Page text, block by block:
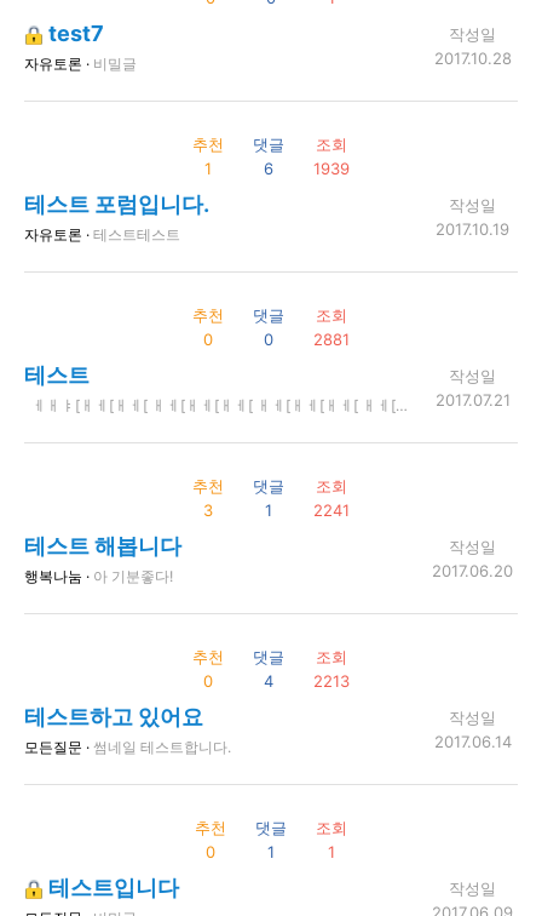
test7
자유토론 · 비밀글
작성일
2017.10.28
추천
1
댓글
6
조회
1939
테스트 포럼입니다.
자유토론 · 테스트테스트
작성일
2017.10.19
추천
0
댓글
0
조회
2881
테스트
ㅔㅐㅑ[ㅐㅔ[ㅐㅔ[ ㅐㅔ[ㅐㅔ[ㅐㅔ[ ㅐㅔ[ㅐㅔ[ㅐㅔ[ ㅐㅔ[ㅐㅔ[ㅐㅔ[ㅐㅔ[ㅐㅔ[ㅔㅐ[ㅐㅔ[ ㅐㅔ[ㅐㅔ[ㅐㅔ[ㅐㅔ[ ㅐㅔ[ㅐㅔ[ㅐ[ㅐㅔ[ㅐㅔ[ ㅐㅔ[ㅐㅔ[ㅐㅔ[ㅐㅔ[ㅐㅔ[ㅐㅔ[ㅐㅔ[ㅐㅔ[ㅔㅐ[ㅐㅔ[ㅐㅔ[ㅐㅔ[ㅐㅔ[ㅔㅐ[ㅐㅔ ㅐㅔ[ㅐㅔ[ㅐㅔ[ㅐㅔ[ㅐ ㅐㅔ[ㅐㅔ[
작성일
2017.07.21
추천
3
댓글
1
조회
2241
테스트 해봅니다
행복나눔 · 아 기분좋다!
작성일
2017.06.20
추천
0
댓글
4
조회
2213
테스트하고 있어요
모든질문 · 썸네일 테스트합니다.
작성일
2017.06.14
추천
0
댓글
1
조회
1
테스트입니다
작성일
2017.06.09